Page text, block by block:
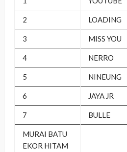
2 LOADING
3 MISS YOU
4 NERRO
5 NINEUNG
6 JAYA JR
7 BULLE
MURAI BATU
EKOR HITAM